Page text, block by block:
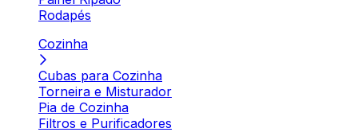
Rodapés
Cozinha
Cubas para Cozinha
Torneira e Misturador
Pia de Cozinha
Filtros e Purificadores